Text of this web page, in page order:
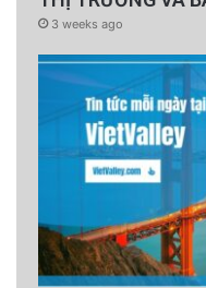
Trump suspends
Vietnamese
in container at Irish
3 weeks ago